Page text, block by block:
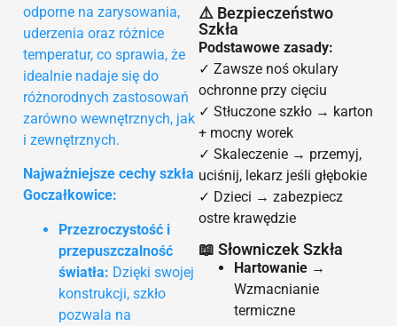
odporne na zarysowania,
uderzenia oraz różnice
temperatur, co sprawia, że
idealnie nadaje się do
różnorodnych zastosowań
zarówno wewnętrznych, jak
i zewnętrznych.
Najważniejsze cechy szkła
Goczałkowice:
Przezroczystość i
przepuszczalność
światła: Dzięki swojej
konstrukcji, szkło
pozwala na
⚠️ Bezpieczeństwo
Szkła
Podstawowe zasady:
✓ Zawsze noś okulary
ochronne przy cięciu
✓ Stłuczone szkło → karton
+ mocny worek
✓ Skaleczenie → przemyj,
uciśnij, lekarz jeśli głębokie
✓ Dzieci → zabezpiecz
ostre krawędzie
📖 Słowniczek Szkła
Hartowanie →
Wzmacnianie
termiczne